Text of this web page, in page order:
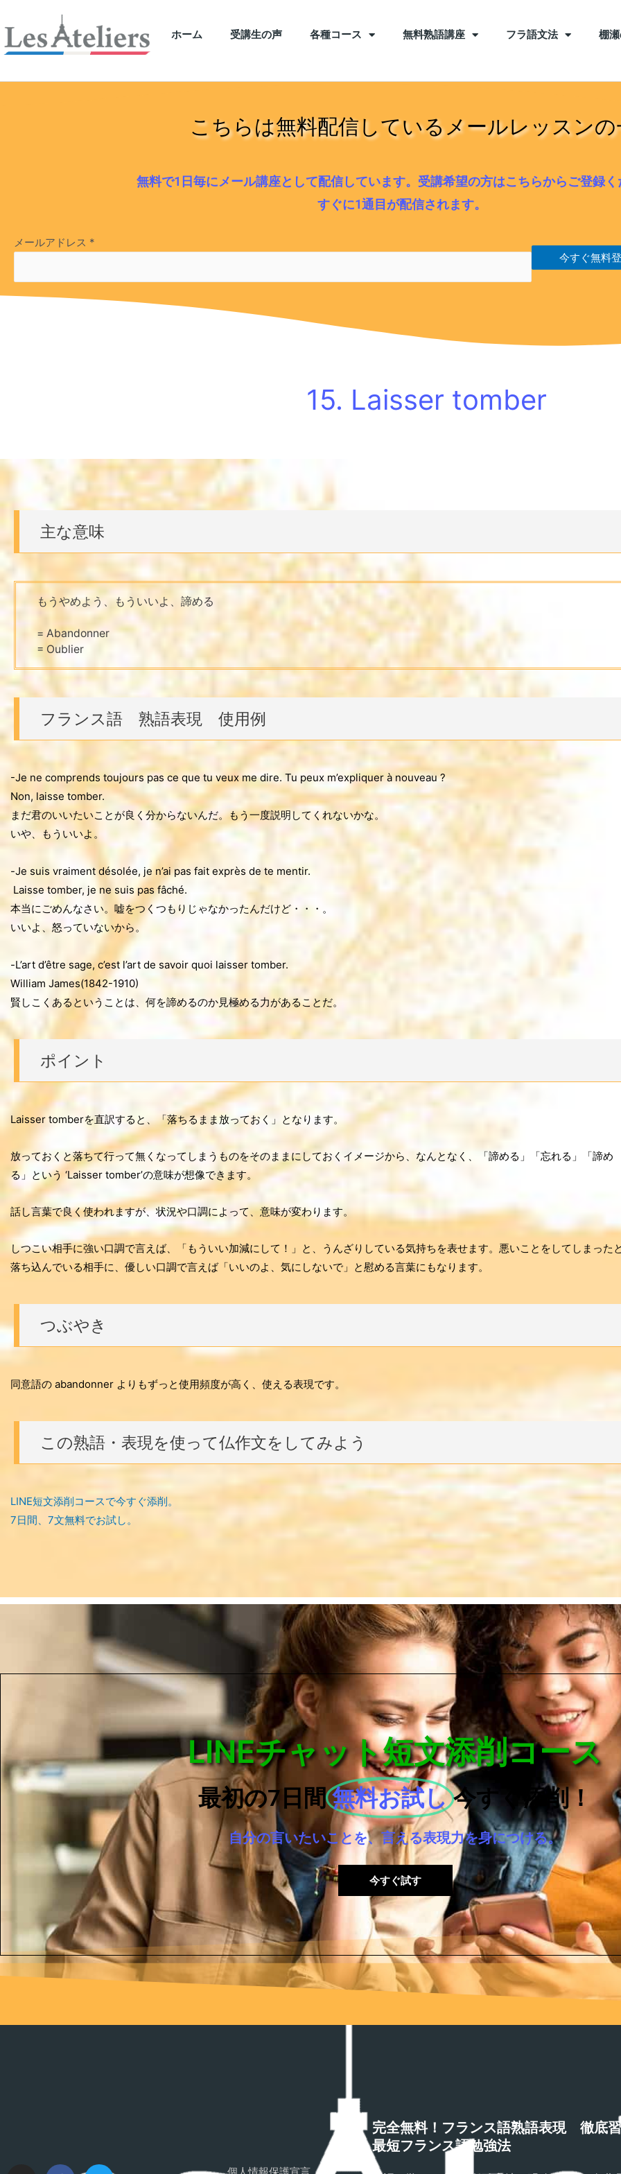
ホーム 受講生の声 各種コース 無料熟語講座 フラ語文法 棚
こちらは無料配信しているメールレッスン
無料で1日毎にメール講座として配信しています。受講希望の方はこちらからご登録
すぐに1通目が配信されます。
メールアドレス *
今すぐ無料
15. Laisser tomber
主な意味
もうやめよう、もういいよ、諦める
= Abandonner
= Oublier
フランス語 熟語表現 使用例
-Je ne comprends toujours pas ce que tu veux me dire. Tu peux m’expliquer à nouveau ?
Non, laisse tomber.
まだ君のいいたいことが良く分からないんだ。もう一度説明してくれないかな。
いや、もういいよ。
-Je suis vraiment désolée, je n’ai pas fait exprès de te mentir.
Laisse tomber, je ne suis pas fâché.
本当にごめんなさい。嘘をつくつもりじゃなかったんだけど・・・。
いいよ、怒っていないから。
-L’art d’être sage, c’est l’art de savoir quoi laisser tomber.
William James(1842-1910)
賢しこくあるということは、何を諦めるのか見極める力があることだ。
ポイント
Laisser tomberを直訳すると、「落ちるまま放っておく」となります。
放っておくと落ちて行って無くなってしまうものをそのままにしておくイメージから、なんとなく、「諦める」「忘れる」「諦め
る」という ‘Laisser tomber’の意味が想像できます。
話し言葉で良く使われますが、状況や口調によって、意味が変わります。
しつこい相手に強い口調で言えば、「もういい加減にして！」と、うんざりしている気持ちを表せます。悪いことをしてしまった
落ち込んでいる相手に、優しい口調で言えば「いいのよ、気にしないで」と慰める言葉にもなります。
つぶやき
同意語の abandonner よりもずっと使用頻度が高く、使える表現です。
この熟語・表現を使って仏作文をしてみよう
LINE短文添削コースで今すぐ添削。
7日間、7文無料でお試し。
LINEチャット短文添削コース
最初の7日間 無料お試し 今すぐ添削！
自分の言いたいことを、言える表現力を身につける。
今すぐ試す
完全無料！フランス語熟語表現 徹底
最短フランス語勉強法